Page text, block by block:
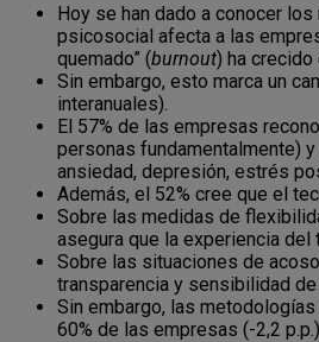
Hoy se han dado a conocer
psicosocial afecta a las
quemado” (burnout) ha crecido
Sin embargo, esto marca un
interanuales).
El 57% de las empresas
personas fundamentalmente)
ansiedad, depresión, estrés
Además, el 52% cree que el
Sobre las medidas de
asegura que la experiencia
Sobre las situaciones de
transparencia y sensibilidad
Sin embargo, las
60% de las empresas (-2,2